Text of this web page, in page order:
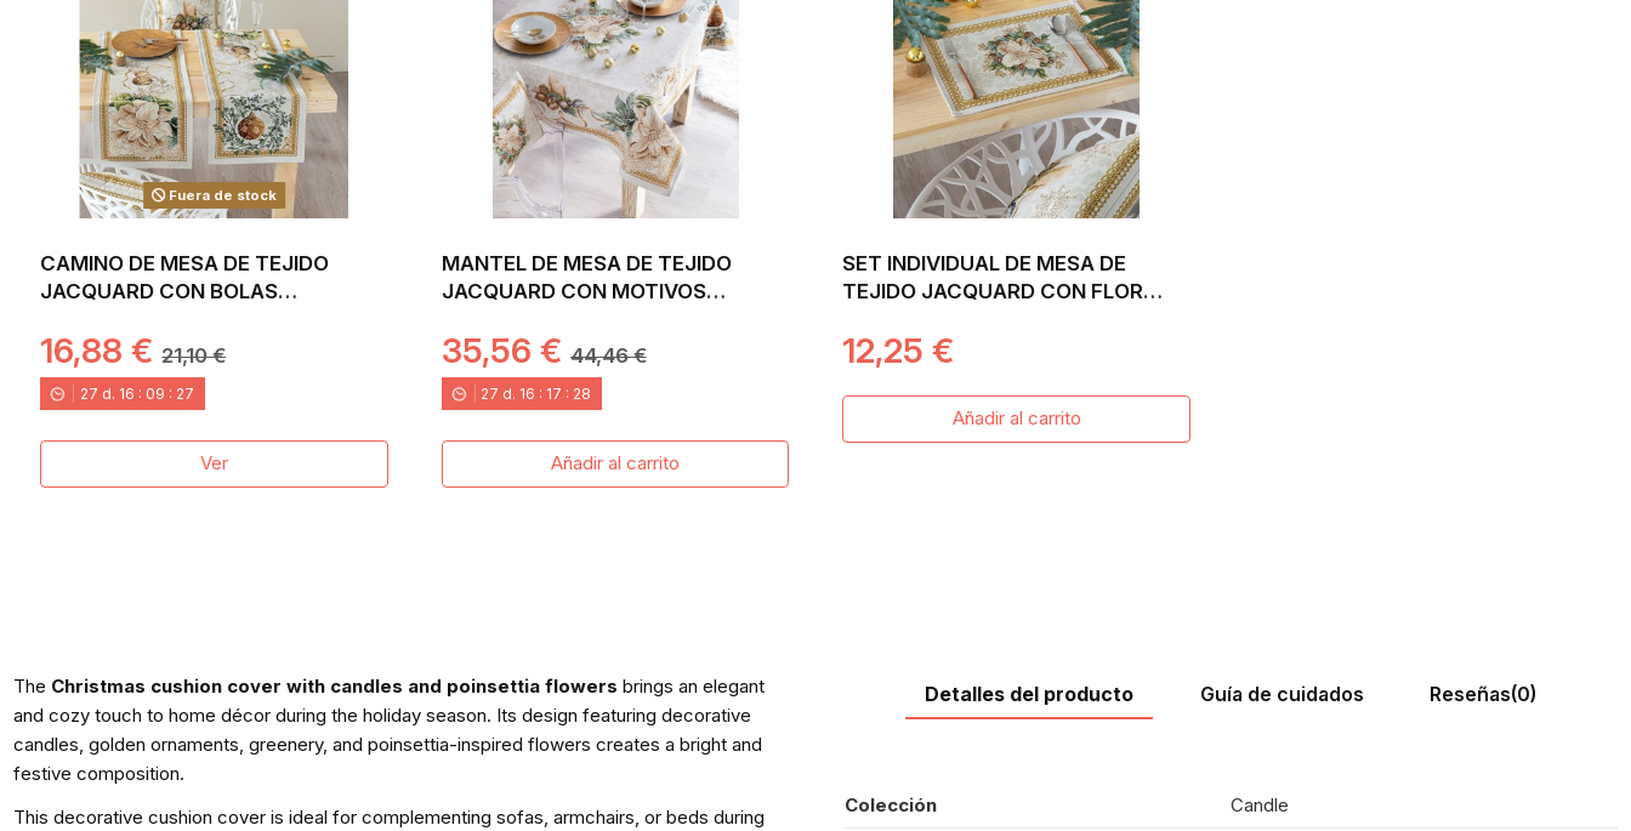
Fuera de stock
CAMINO DE MESA DE TEJIDO
JACQUARD CON BOLAS
16,88 €21,10 €
27 d. 16 : 09 : 26
Ver
MANTEL DE MESA DE TEJIDO
JACQUARD CON MOTIVOS
35,56 € 44,46 €
27 d. 16 : 17 : 26
Añadir al carrito
SET INDIVIDUAL DE MESA DE
TEJIDO JACQUARD CON FLOR
CANDLE
12,25 €
Añadir al carrito
The Christmas cushion cover with candles and poinsettia flowers brings an elegant
and cozy touch to home décor during the holiday season. Its design featuring decorative
candles, golden ornaments, greenery, and poinsettia-inspired flowers creates a bright and
festive composition.
This decorative cushion cover is ideal for complementing sofas, armchairs, or beds during
Detalles del producto Guía de cuidados Reseñas(0)
Colección
Candle